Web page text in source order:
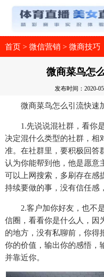
首页 > 微信营销 > 微商技巧
微商菜鸟怎
发布时间：2020-
微商菜鸟怎么引流快速
1.先说说混社群，看你是
决定混什么类型的社群，相
准。在社群里，要积极回答
认为你能帮到他，他是愿意
可以上网搜索，多刷存在感
持续要做的事，没有信任感
2.客户加你好友，也不是
信圈，看看你是什么人，因
的地方，没有私聊前，你得
你的价值，输出你的感悟，
并靠近你。